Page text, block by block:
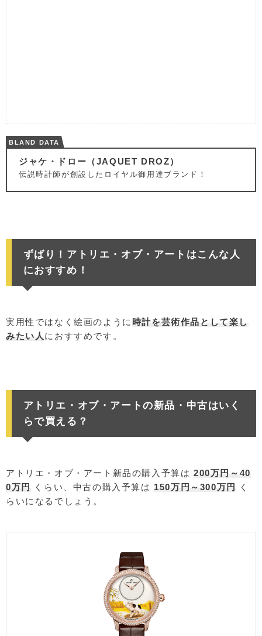
BLAND DATA
ジャケ・ドロー（JAQUET DROZ）
伝説時計師が創設したロイヤル御用達ブランド！
ずばり！アトリエ・オブ・アートはこんな人
におすすめ！
実用性ではなく絵画のように 時計を芸術作品として楽し
みたい人 におすすめです。
アトリエ・オブ・アートの新品・中古はいく
らで買える？
アトリエ・オブ・アート新品の購入予算は200万円～40
0万円
くらい、中古の購入予算は 150万円～300万円
く
らいになるでしょう。